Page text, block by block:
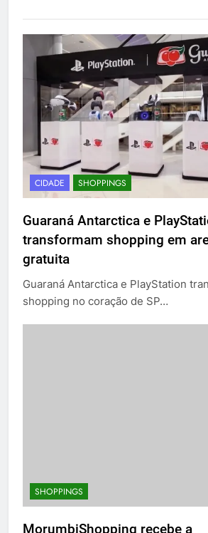
CIDADE SHOPPINGS
Guaraná Antarctica e
transformam shopping em
gratuita
Guaraná Antarctica e PlayStation
shopping no coração de SP…
SHOPPINGS
MorumbiShopping recebe a